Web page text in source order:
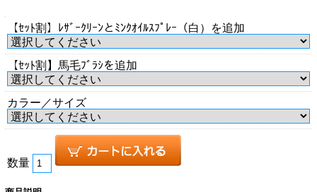
【ｾｯﾄ割】ﾚｻﾞｰｸﾘｰﾝとﾐﾝｸｵｲﾙｽﾌﾟﾚｰ（白）を追加
【ｾｯﾄ割】馬毛ﾌﾞﾗｼを追加
カラー／サイズ
数量